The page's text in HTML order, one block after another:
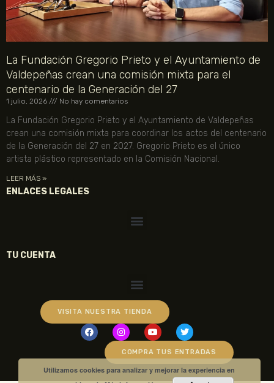
La Fundación Gregorio Prieto y el Ayuntamiento de
Valdepeñas crean una comisión mixta para el
centenario de la Generación del 27
1 julio, 2026 No hay comentarios
La Fundación Gregorio Prieto y el Ayuntamiento de Valdepeñas
crean una comisión mixta para coordinar los actos del centenario
de la Generación del 27 en 2027. Gregorio Prieto es el único
artista plástico representado en la Comisión Nacional.
LEER MÁS »
ENLACES LEGALES
TU CUENTA
VISITA NUESTRA TIENDA
COMPRA TUS ENTRADAS
Utilizamos cookies para analizar y mejorar la experiencia en